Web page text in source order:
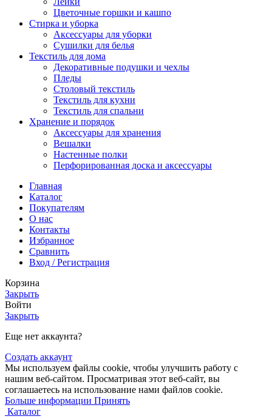
Цветочные горшки и кашпо
Стирка и уборка
Аксессуары для уборки
Сушилки для белья
Текстиль для дома
Декоративные подушки и чехлы
Пледы
Столовый текстиль
Текстиль для кухни
Текстиль для спальни
Хранение и порядок
Аксессуары для хранения
Вешалки
Настенные полки
Перфорированная доска и аксессуары
Главная
Каталог
Покупателям
О нас
Контакты
Избранное
Сравнить
Вход / Регистрация
Корзина
Закрыть
Войти
Закрыть
Еще нет аккаунта?
Создать аккаунт
Мы используем файлы cookie, чтобы улучшить работу с
нашим веб-сайтом. Просматривая этот веб-сайт, вы
соглашаетесь на использование нами файлов cookie.
Больше информации Больше
Принять
Каталог